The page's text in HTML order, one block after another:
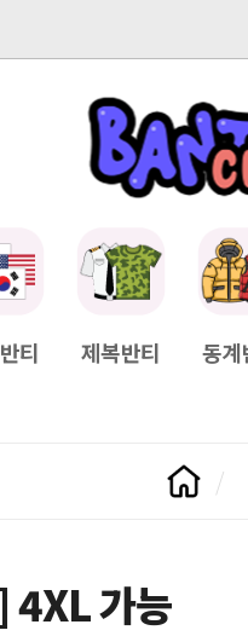
일정이 궁금하면?
티 제복반티 동계
4XL 가능